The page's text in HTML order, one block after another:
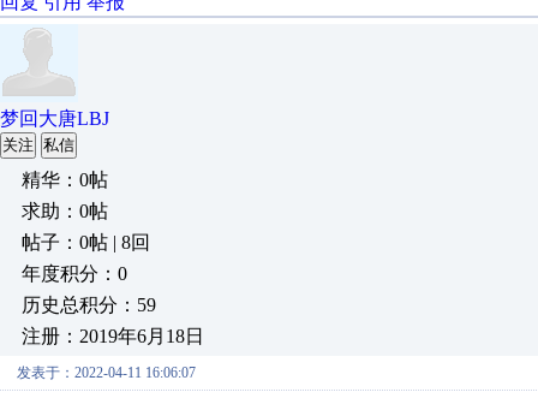
梦回大唐LBJ
关注 私信
精华：0帖
求助：0帖
帖子：0帖 | 8回
年度积分：0
历史总积分：59
注册：2019年6月18日
发表于：2022-04-11 16:06:07